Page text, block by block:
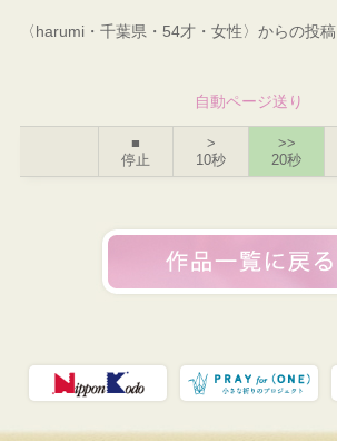
〈harumi・千葉県・54才・女性〉からの投稿
自動ページ送り
■
停止
>
10秒
>>
20秒